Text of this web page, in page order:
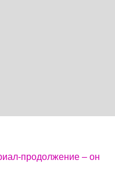
продолжение – он